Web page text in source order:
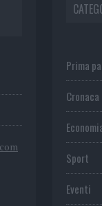
Prima
Cronaca
Sport
Eventi